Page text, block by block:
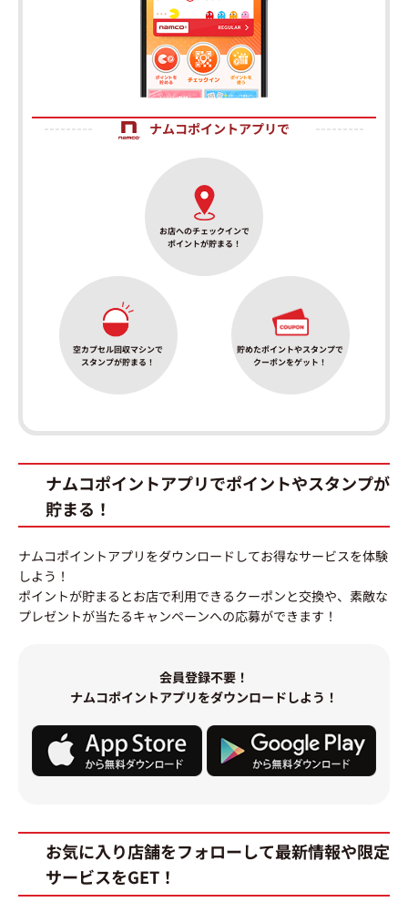
ナムコポイントアプリで
お店へのチェックインで
ポイントが貯まる！
空カプセル回収マシンで
スタンプが貯まる！
貯めたポイントやスタンプで
クーポンをゲット！
ナムコポイントアプリでポイントやスタンプが
貯まる！
ナムコポイントアプリをダウンロードしてお得なサービスを体験
しよう！
ポイントが貯まるとお店で利用できるクーポンと交換や、素敵な
プレゼントが当たるキャンペーンへの応募ができます！
会員登録不要！
ナムコポイントアプリをダウンロードしよう！
お気に入り店舗をフォローして最新情報や限定
サービスをGET！